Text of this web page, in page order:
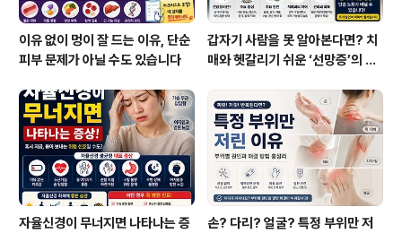
이유 없이 멍이 잘 드는 이유, 단순
피부 문제가 아닐 수도 있습니다
갑자기 사람을 못 알아본다면? 치
매와 헷갈리기 쉬운 ‘선망증’의 진
자율신경이 무너지면 나타나는 증
손? 다리? 얼굴? 특정 부위만 저